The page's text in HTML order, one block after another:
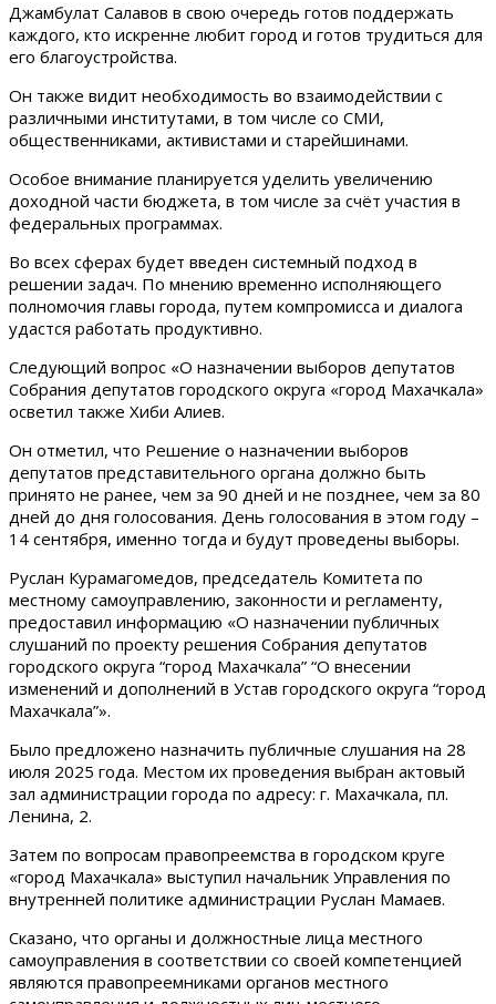
Джамбулат Салавов в свою очередь готов поддержать
каждого, кто искренне любит город и готов трудиться для
его благоустройства.
Он также видит необходимость во взаимодействии с
различными институтами, в том числе со СМИ,
общественниками, активистами и старейшинами.
Особое внимание планируется уделить увеличению
доходной части бюджета, в том числе за счёт участия в
федеральных программах.
Во всех сферах будет введен системный подход в
решении задач. По мнению временно исполняющего
полномочия главы города, путем компромисса и диалога
удастся работать продуктивно.
Следующий вопрос «О назначении выборов депутатов
Собрания депутатов городского округа «город Махачкала»
осветил также Хиби Алиев.
Он отметил, что Решение о назначении выборов
депутатов представительного органа должно быть
принято не ранее, чем за 90 дней и не позднее, чем за 80
дней до дня голосования. День голосования в этом году –
14 сентября, именно тогда и будут проведены выборы.
Руслан Курамагомедов, председатель Комитета по
местному самоуправлению, законности и регламенту,
предоставил информацию «О назначении публичных
слушаний по проекту решения Собрания депутатов
городского округа “город Махачкала” “О внесении
изменений и дополнений в Устав городского округа “город
Махачкала”».
Было предложено назначить публичные слушания на 28
июля 2025 года. Местом их проведения выбран актовый
зал администрации города по адресу: г. Махачкала, пл.
Ленина, 2.
Затем по вопросам правопреемства в городском круге
«город Махачкала» выступил начальник Управления по
внутренней политике администрации Руслан Мамаев.
Сказано, что органы и должностные лица местного
самоуправления в соответствии со своей компетенцией
являются правопреемниками органов местного